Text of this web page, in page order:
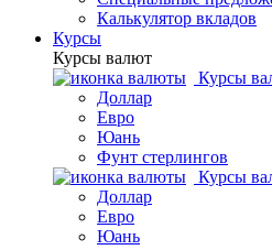
Калькулятор вкладов
Курсы
Курсы валют
Курсы
Доллар
Евро
Юань
Фунт стерлингов
Курсы
Доллар
Евро
Юань